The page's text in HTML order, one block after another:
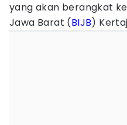
yang akan berangkat
Jawa Barat (BIJB)